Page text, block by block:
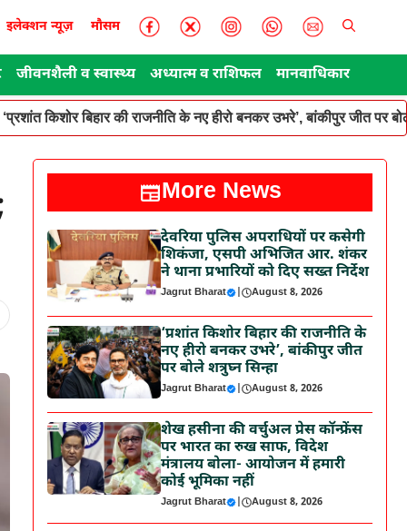
इलेक्शन न्यूज़ मौसम
जीवनशैली व स्वास्थ्य अध्यात्म व राशिफल मानवाधिकार
‘प्रशांत किशोर बिहार की राजनीति के नए हीरो बनकर उभरे’, बांकीपुर जीत पर
More News
देवरिया पुलिस अपराधियों पर कसेगी
शिकंजा, एसपी अभिजित आर. शंकर
ने थाना प्रभारियों को दिए सख्त निर्देश
Jagrut Bharat | August 8, 2026
‘प्रशांत किशोर बिहार की राजनीति के
नए हीरो बनकर उभरे’, बांकीपुर जीत
पर बोले शत्रुघ्न सिन्हा
Jagrut Bharat | August 8, 2026
शेख हसीना की वर्चुअल प्रेस कॉन्फ्रेंस
पर भारत का रुख साफ, विदेश
मंत्रालय बोला- आयोजन में हमारी
कोई भूमिका नहीं
Jagrut Bharat | August 8, 2026